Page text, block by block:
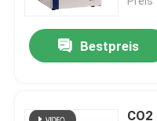
Bestpreis